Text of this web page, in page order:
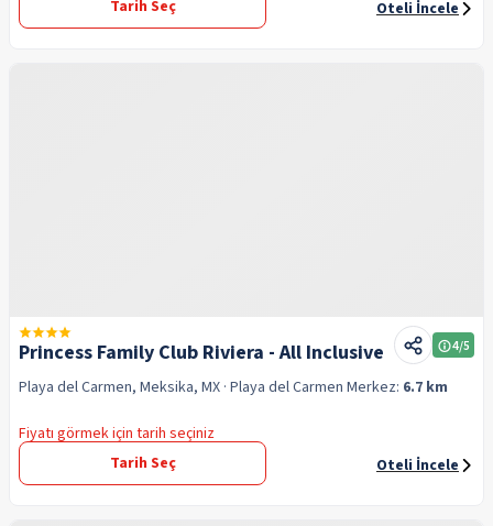
Tarih Seç Oteli İncele
Princess Family Club Riviera - All Inclusive 4/5
Playa del Carmen, Meksika, MX · Playa del Carmen Merkez: 6.7 km
Fiyatı görmek için tarih seçiniz
Tarih Seç
Oteli İncele